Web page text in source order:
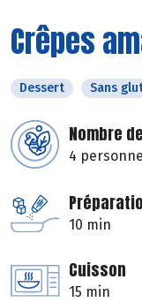
Crêpes
Dessert Sans
Nombre
4
10 min
Cuisson
15 min